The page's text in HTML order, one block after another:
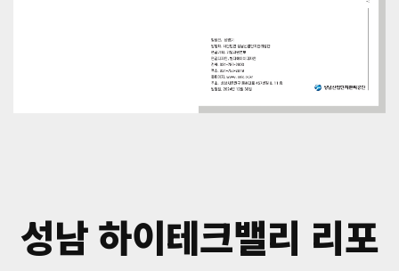
성남 하이테크밸리 리포